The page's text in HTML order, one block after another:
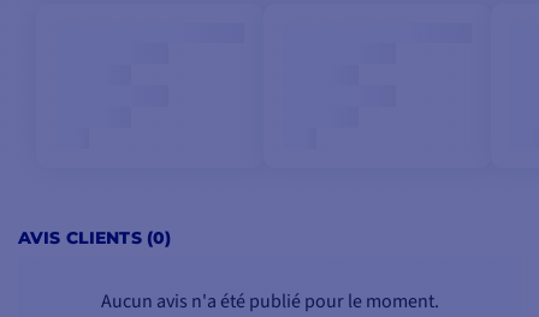
AVIS CLIENTS (0)
Aucun avis n'a été publié pour le moment.